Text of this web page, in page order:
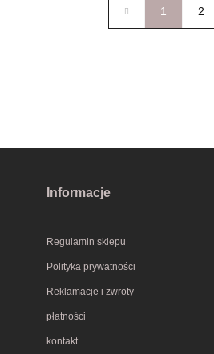
1 2
Informacje
Regulamin sklepu
Polityka prywatności
Reklamacje i zwroty
płatności
kontakt